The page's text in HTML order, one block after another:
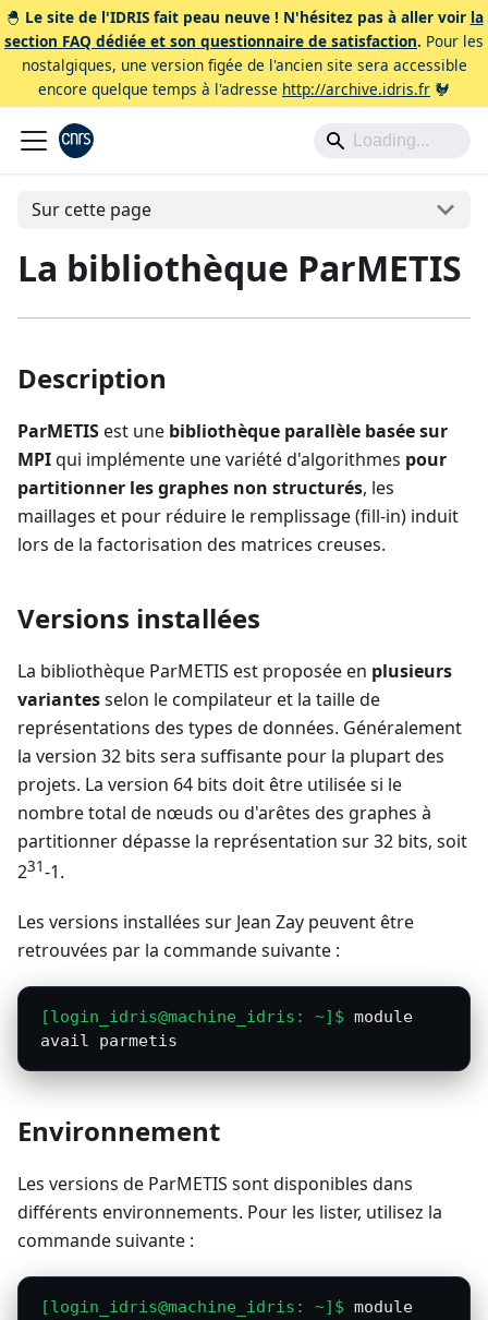
🐣 Le site de l'IDRIS fait peau neuve ! N'hésitez pas à aller voir la
section FAQ dédiée et son questionnaire de satisfaction. Pour les
nostalgiques, une version figée de l'ancien site sera accessible
encore quelque temps à l'adresse http://archive.idris.fr 🐓
Sur cette page
La bibliothèque ParMETIS
Description
ParMETISest une bibliothèque parallèle basée sur
MPIqui implémente une variété d'algorithmes pour
partitionner les graphes non structurés, les
maillages et pour réduire le remplissage (fill-in) induit
lors de la factorisation des matrices creuses.
Versions installées
La bibliothèque ParMETIS est proposée en plusieurs
variantesselon le compilateur et la taille de
représentations des types de données. Généralement
la version 32 bits sera suffisante pour la plupart des
projets. La version 64 bits doit être utilisée si le
nombre total de nœuds ou d'arêtes des graphes à
partitionner dépasse la représentation sur 32 bits, soit
231-1.
Les versions installées sur Jean Zay peuvent être
retrouvées par la commande suivante :
module
avail parmetis
Environnement
Les versions de ParMETIS sont disponibles dans
différents environnements. Pour les lister, utilisez la
commande suivante :
module